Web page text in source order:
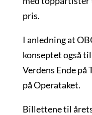
pris.
I anledning at
konseptet også
Verdens Ende på
på Operataket.
Billettene til